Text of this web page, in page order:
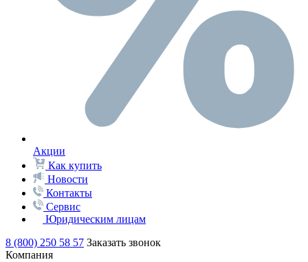
Акции
Как купить
Новости
Контакты
Сервис
Юридическим лицам
8 (800) 250 58 57 Заказать звонок
Компания